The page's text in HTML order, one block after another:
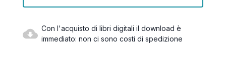
Con l'acquisto di libri digitali il download è
immediato: non ci sono costi di spedizione